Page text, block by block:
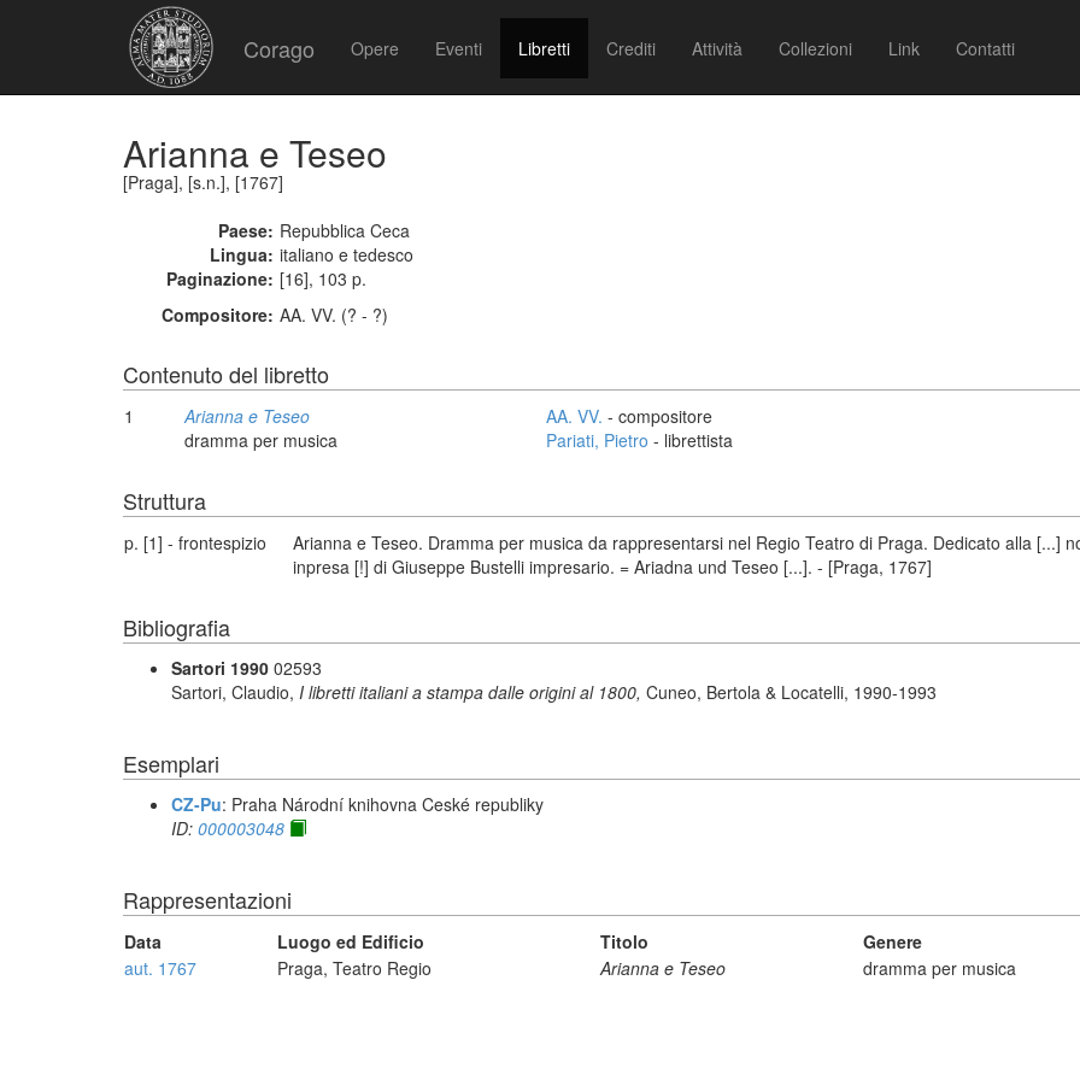
Corago Opere Eventi Libretti Crediti Attività Collezioni Link Contatti
Arianna e Teseo
[Praga], [s.n.], [1767]
Paese: Repubblica Ceca
Lingua: italiano e tedesco
Paginazione: [16], 103 p.
Compositore: AA. VV. (? - ?)
Contenuto del libretto
1
Arianna e Teseo
dramma per musica
AA. VV. - compositore
Pariati, Pietro - librettista
Struttura
p. [1] - frontespizio
Arianna e Teseo. Dramma per musica da rappresentarsi nel Regio Teatro di Praga. Dedicato alla [...]
inpresa [!] di Giuseppe Bustelli impresario. = Ariadna und Teseo [...]. - [Praga, 1767]
Bibliografia
Sartori 1990 02593
Sartori, Claudio, I libretti italiani a stampa dalle origini al 1800, Cuneo, Bertola & Locatelli, 1990-1993
Esemplari
CZ-Pu: Praha Národní knihovna Ceské republiky
ID: 000003048
Rappresentazioni
Data Luogo ed Edificio Titolo Genere
aut. 1767
Praga, Teatro Regio Arianna e Teseo dramma per musica